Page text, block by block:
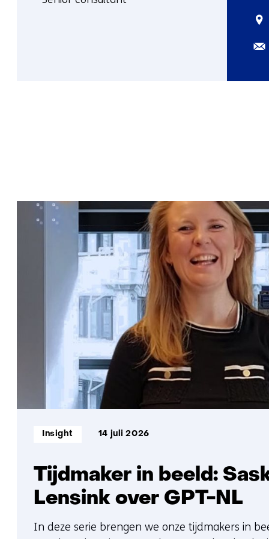
E-
Tijdmaker in beeld:
Lensink over GPT-NL
Informatietype:
Insight 14 juli 2026
In deze serie brengen we onze tijdmakers in